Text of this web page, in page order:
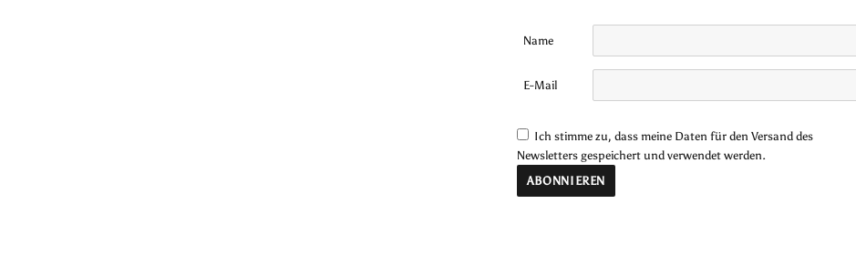
Name
E-Mail
Ich stimme zu, dass meine Daten für den Versand des
Newsletters gespeichert und verwendet werden.